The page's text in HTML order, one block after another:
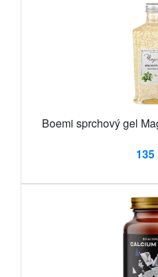
Boemi sprchový gel